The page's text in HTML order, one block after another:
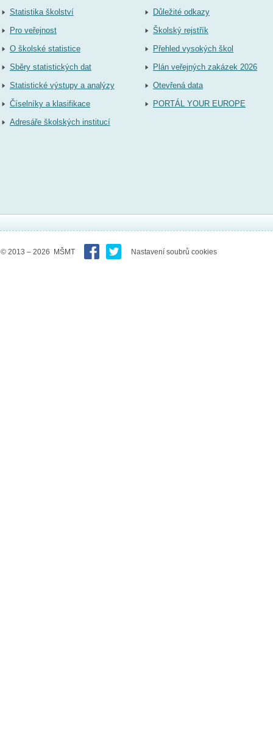
Statistika školství
Pro veřejnost
O školské statistice
Sběry statistických dat
Statistické výstupy a analýzy
Číselníky a klasifikace
Adresáře školských institucí
Důležité odkazy
Školský rejstřík
Přehled vysokých škol
Plán veřejných zakázek 2026
Otevřená data
PORTÁL YOUR EUROPE
© 2013 – 2026 MŠMT Nastavení soubrů cookies